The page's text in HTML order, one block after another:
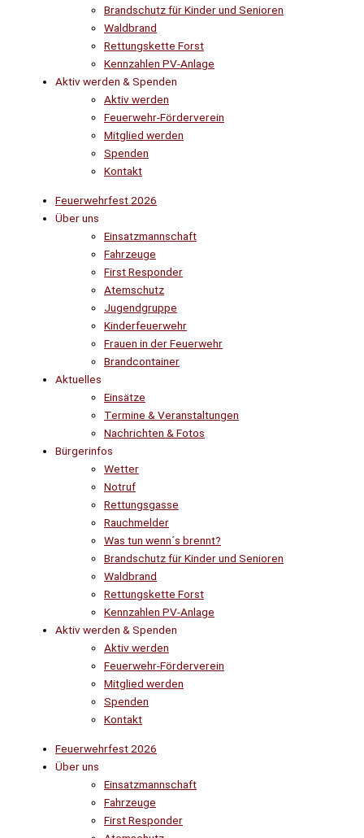
Brandschutz für Kinder und Senioren
Waldbrand
Rettungskette Forst
Kennzahlen PV-Anlage
Aktiv werden & Spenden
Aktiv werden
Feuerwehr-Förderverein
Mitglied werden
Spenden
Kontakt
Feuerwehrfest 2026
Über uns
Einsatzmannschaft
Fahrzeuge
First Responder
Atemschutz
Jugendgruppe
Kinderfeuerwehr
Frauen in der Feuerwehr
Brandcontainer
Aktuelles
Einsätze
Termine & Veranstaltungen
Nachrichten & Fotos
Bürgerinfos
Wetter
Notruf
Rettungsgasse
Rauchmelder
Was tun wenn´s brennt?
Brandschutz für Kinder und Senioren
Waldbrand
Rettungskette Forst
Kennzahlen PV-Anlage
Aktiv werden & Spenden
Aktiv werden
Feuerwehr-Förderverein
Mitglied werden
Spenden
Kontakt
Feuerwehrfest 2026
Über uns
Einsatzmannschaft
Fahrzeuge
First Responder